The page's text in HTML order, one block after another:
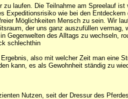
laufen. Die Teilnahme am Spreelauf
wie bei den
Möglichkeiten Mensch zu sein. Wir
der uns ganz auszufüllen
des Alltags zu wechseln,
schlechthin
also mit welcher Zeit man eine
kann, es als Gewohnheit ständig zu
Nutzen, seit der Dressur des